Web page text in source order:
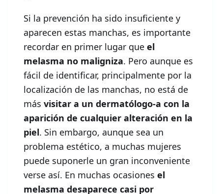
Si la prevención ha sido insuficiente y
aparecen estas manchas, es importante
recordar en primer lugar que el
melasma no maligniza. Pero aunque es
fácil de identificar, principalmente por la
localización de las manchas, no está de
más visitar a un dermatólogo-a con la
aparición de cualquier alteración en la
piel. Sin embargo, aunque sea un
problema estético, a muchas mujeres
puede suponerle un gran inconveniente
verse así. En muchas ocasiones el
melasma desaparece casi por